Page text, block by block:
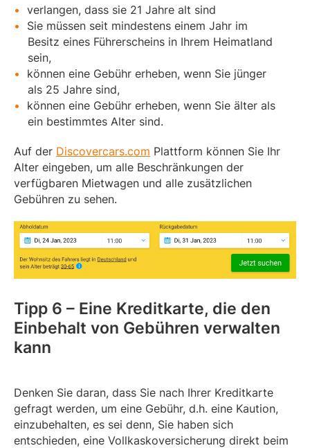
verlangen, dass sie 21 Jahre alt sind
Sie müssen seit mindestens einem Jahr im
Besitz eines Führerscheins in Ihrem Heimatland
sein,
können eine Gebühr erheben, wenn Sie jünger
als 25 Jahre sind,
können eine Gebühr erheben, wenn Sie älter als
ein bestimmtes Alter sind.
Auf der Discovercars.com Plattform können Sie Ihr
Alter eingeben, um alle Beschränkungen der
verfügbaren Mietwagen und alle zusätzlichen
Gebühren zu sehen.
Tipp 6 – Eine Kreditkarte, die den
Einbehalt von Gebühren verwalten
kann
Denken Sie daran, dass Sie nach Ihrer Kreditkarte
gefragt werden, um eine Gebühr, d.h. eine Kaution,
einzubehalten, es sei denn, Sie haben sich
entschieden, eine Vollkaskoversicherung direkt beim